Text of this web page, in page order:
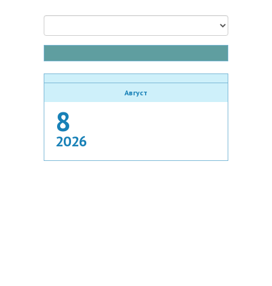
Август
8
2026